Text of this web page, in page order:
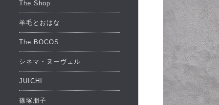
The Shop
羊毛とおはな
The BOCOS
シネマ・ヌーヴェル
JUICHI
篠塚朋子